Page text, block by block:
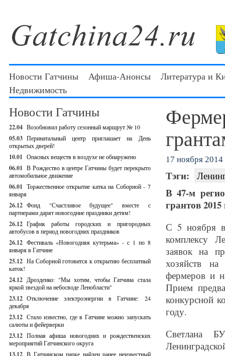
Новости Гатчины Афиша-Анонсы
Литература и
Недвижимость
Новости Гатчины
22.04 Возобновил работу сезонный маршрут № 10
05.03 Перинатальный центр приглашает на День
открытых дверей!
10.01 Опасных веществ в воздухе не обнаружено
06.01 В Рождество в центре Гатчины будет перекрыто
автомобильное движение
06.01 Торжественное открытие катка на Соборной - 7
января
26.12 Фонд "Счастливое будущее" вместе с
партнерами дарят новогодние праздники детям!
26.12 График работы городских и пригородных
автобусов в период новогодних праздников
26.12 Фестиваль «Новогодняя кутерьма» - с 1 по 8
января в Гатчине
25.12 На Соборной готовится к открытию бесплатный
каток!
24.12 Дрозденко: "Мы хотим, чтобы Гатчина стала
яркой звездой на небосводе Ленобласти"
23.12 Отключение электроэнергии в Гатчине: 24
декабря
23.12 Стало известно, где в Гатчине можно запускать
салюты и фейерверки
23.12 Полная афиша новогодних и рождественских
мероприятий Гатчинского округа
13.12 В Гатчинском парке найден ранее неизвестный
17 ноября 2014
Тэги:
В 47-м
грантов 2015
С 5 ноября в
комплексу
заявок на
хозяйств
фермеров и
Прием
конкурсной
году.
Светлана